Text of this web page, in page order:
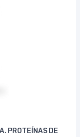
PROTEÍNAS DE